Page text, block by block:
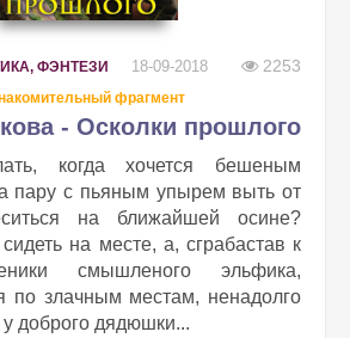
ФЭНТЕЗИ 18-09-2018 2253
фрагмент
- Осколки прошлого
когда хочется бешеным
пару с пьяным упырем выть от
на ближайшей осине?
на месте, а, сграбастав к
смышленого эльфика,
по злачным местам, ненадолго
у доброго дядюшки...